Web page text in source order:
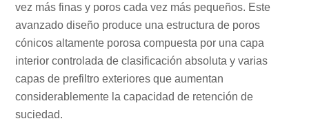
vez más finas y poros cada vez más pequeños. Este
avanzado diseño produce una estructura de poros
cónicos altamente porosa compuesta por una capa
interior controlada de clasificación absoluta y varias
capas de prefiltro exteriores que aumentan
considerablemente la capacidad de retención de
suciedad.